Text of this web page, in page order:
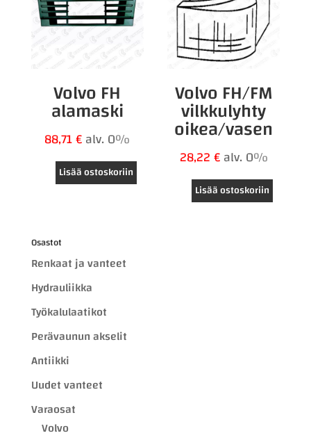
Volvo FH
alamaski
88,71€alv. 0%
Lisää ostoskoriin
Volvo FH/FM
vilkkulyhty
oikea/vasen
28,22€alv. 0%
Lisää ostoskoriin
Osastot
Renkaat ja vanteet
Hydrauliikka
Työkalulaatikot
Perävaunun akselit
Antiikki
Uudet vanteet
Varaosat
Volvo